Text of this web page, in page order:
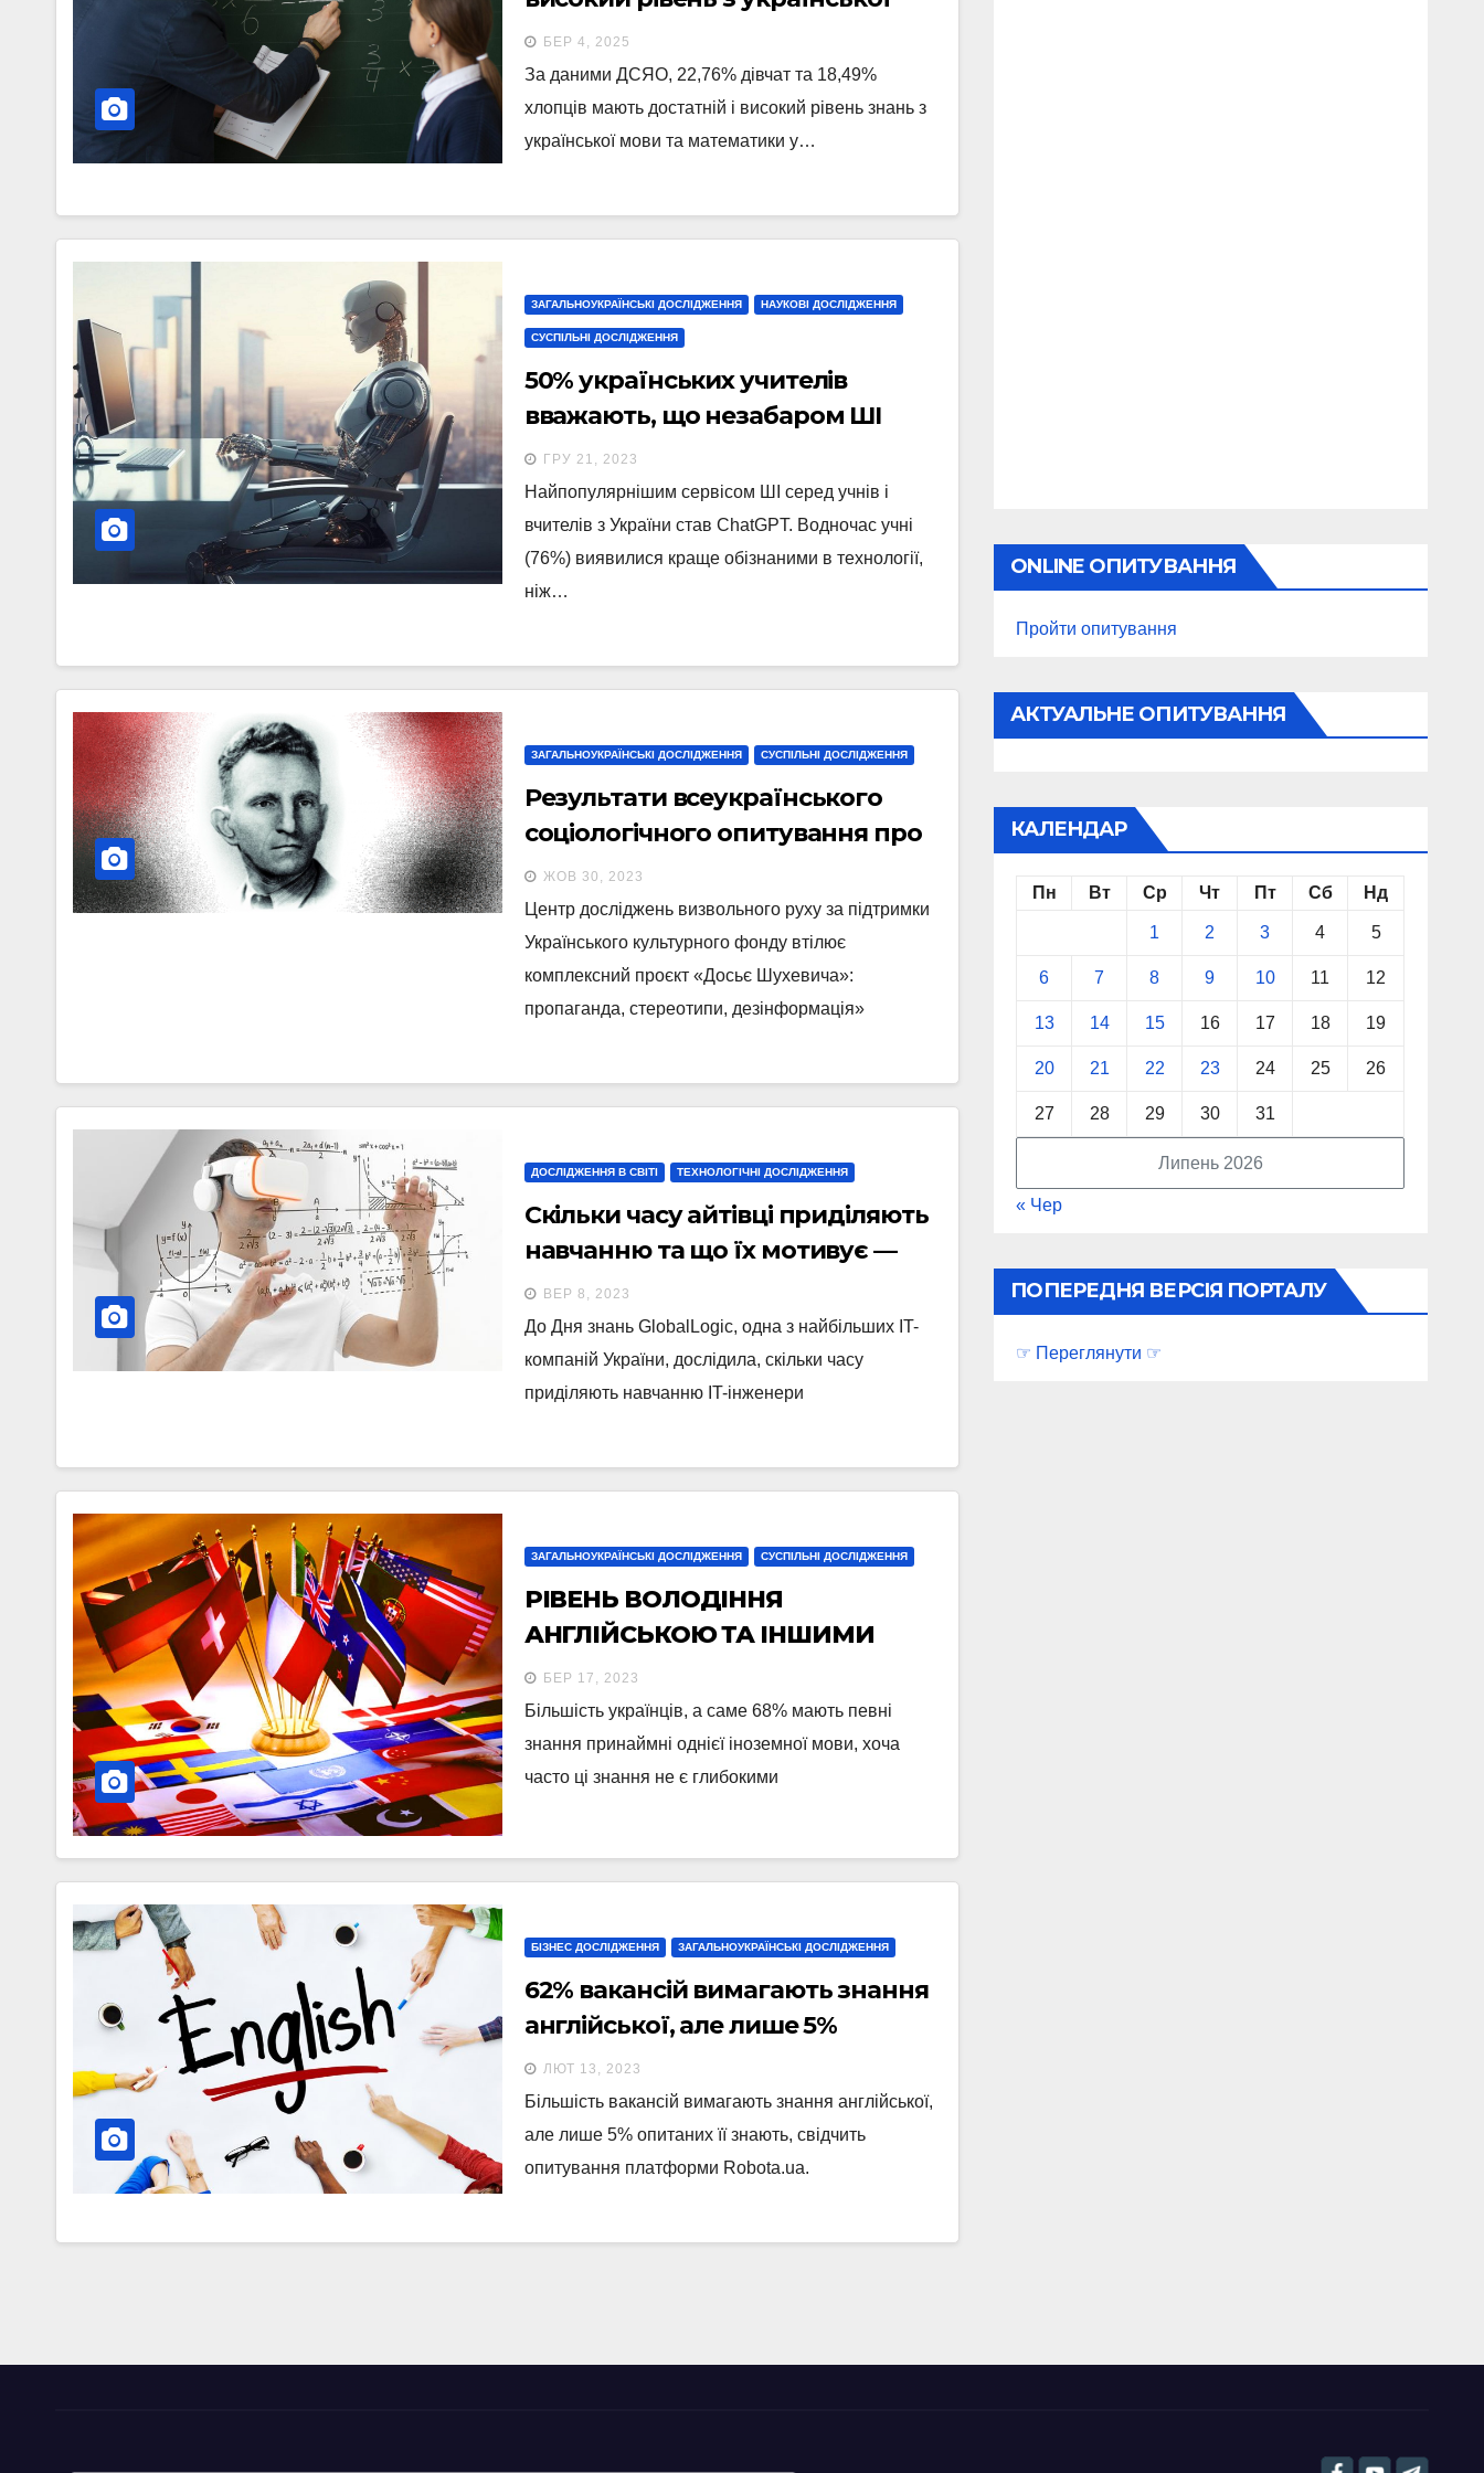
мови та математики –
дослідження
БЕР 4, 2025
За даними ДСЯО, 22,76% дівчат та 18,49%
хлопців мають достатній і високий рівень знань з
української мови та математики у…
ЗАГАЛЬНОУКРАЇНСЬКІ ДОСЛІДЖЕННЯ НАУКОВІ ДОСЛІДЖЕННЯ
СУСПІЛЬНІ ДОСЛІДЖЕННЯ
50% українських учителів
вважають, що незабаром ШІ
змінить освітній процес —
дослідження
ГРУ 21, 2023
Найпопулярнішим сервісом ШІ серед учнів і
вчителів з України став ChatGPT. Водночас учні
(76%) виявилися краще обізнаними в технології,
ніж…
ЗАГАЛЬНОУКРАЇНСЬКІ ДОСЛІДЖЕННЯ СУСПІЛЬНІ ДОСЛІДЖЕННЯ
Результати всеукраїнського
соціологічного опитування про
знання та сприйняття діяльності
Романа Шухевича та Української
повстанської армії
ЖОВ 30, 2023
Центр досліджень визвольного руху за підтримки
Українського культурного фонду втілює
комплексний проєкт «Досьє Шухевича»:
пропаганда, стереотипи, дезінформація»
ДОСЛІДЖЕННЯ В СВІТІ ТЕХНОЛОГІЧНІ ДОСЛІДЖЕННЯ
Скільки часу айтівці приділяють
навчанню та що їх мотивує —
дослідження
ВЕР 8, 2023
До Дня знань GlobalLogic, одна з найбільших IT-
компаній України, дослідила, скільки часу
приділяють навчанню IT-інженери
ЗАГАЛЬНОУКРАЇНСЬКІ ДОСЛІДЖЕННЯ СУСПІЛЬНІ ДОСЛІДЖЕННЯ
РІВЕНЬ ВОЛОДІННЯ
АНГЛІЙСЬКОЮ ТА ІНШИМИ
ІНОЗЕМНИМИ МОВАМИ В
УКРАЇНІ: РЕЗУЛЬТАТИ
КІЛЬКІСНОГО СОЦІОЛОГІЧНОГО
ДОСЛІДЖЕННЯ ПРОВЕДЕНОГО
БЕР 17, 2023
Більшість українців, а саме 68% мають певні
знання принаймні однієї іноземної мови, хоча
часто ці знання не є глибокими
БІЗНЕС ДОСЛІДЖЕННЯ ЗАГАЛЬНОУКРАЇНСЬКІ ДОСЛІДЖЕННЯ
62% вакансій вимагають знання
англійської, але лише 5%
опитаних її знають
ЛЮТ 13, 2023
Більшість вакансій вимагають знання англійської,
але лише 5% опитаних її знають, свідчить
опитування платформи Robota.ua.
ONLINE ОПИТУВАННЯ
Пройти опитування
АКТУАЛЬНЕ ОПИТУВАННЯ
КАЛЕНДАР
Липень 2026
Пн Вт Ср Чт Пт Сб Нд
1 2 3 4 5
6 7 8 9 10 11 12
13 14 15 16 17 18 19
20 21 22 23 24 25 26
27 28 29 30 31
« Чер
ПОПЕРЕДНЯ ВЕРСІЯ ПОРТАЛУ
☞ Переглянути ☞